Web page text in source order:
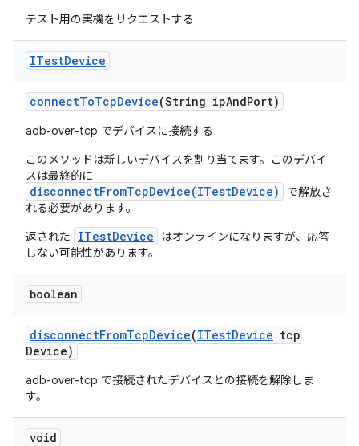
テスト用の実機をリクエストする
ITestDevice
connectToTcpDevice(String ipAndPort)
adb-over-tcp でデバイスに接続する
このメソッドは新しいデバイスを割り当てます。このデバイ
スは最終的に
disconnectFromTcpDevice(ITestDevice)
で解放さ
れる必要があります。
返された
ITestDevice
はオンラインになりますが、応答
しない可能性があります。
boolean
disconnectFromTcpDevice(ITestDevice tcp
Device)
adb-over-tcp で接続されたデバイスとの接続を解除しま
す。
void